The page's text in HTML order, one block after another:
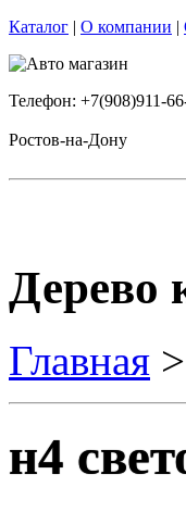
Каталог | О компании |
Телефон: +7(908)911-
Ростов-на-Дону
Дерево
Главная >
н4